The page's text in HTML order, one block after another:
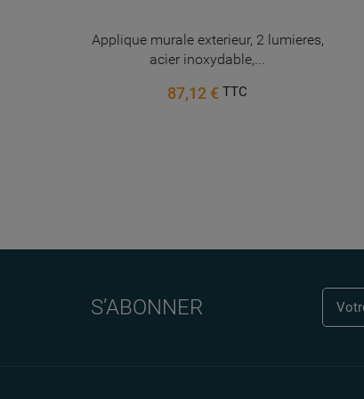
Applique murale exterieur, 2 lumieres,
acier inoxydable,...
87,12 €TTC
S’ABONNER